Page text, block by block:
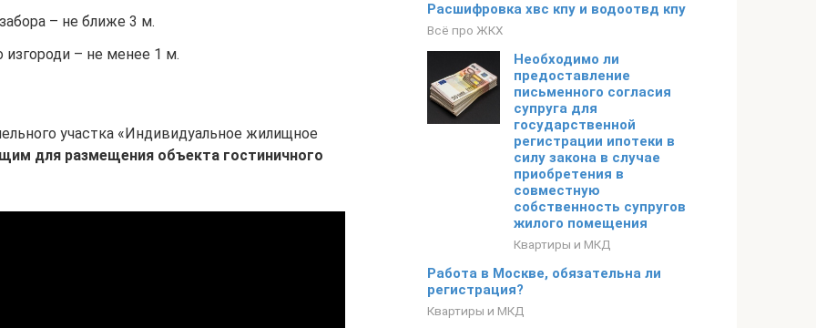
– не ближе 3 м.
– не менее 1 м.
участка «Индивидуальное жилищное
для размещения объекта гостиничного
Расшифровка хвс кпу и водоотвд кпу
Всё про ЖКХ
Необходимо ли
предоставление
письменного согласия
супруга для
государственной
регистрации ипотеки в
силу закона в случае
приобретения в
совместную
собственность супругов
жилого помещения
Квартиры и МКД
Работа в Москве, обязательна ли
регистрация?
Квартиры и МКД